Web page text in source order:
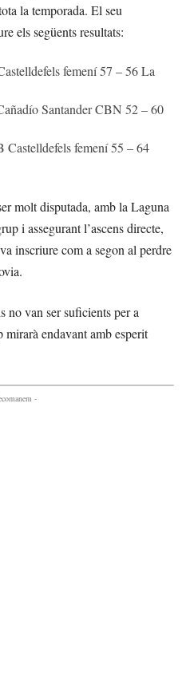
la temporada. El seu
els següents resultats:
femení 57 – 56 La
Santander CBN 52 – 60
Castelldefels femení 55 – 64
molt disputada, amb la Laguna
i assegurant l’ascens directe,
inscriure com a segon al perdre
no van ser suficients per a
mirarà endavant amb esperit
-